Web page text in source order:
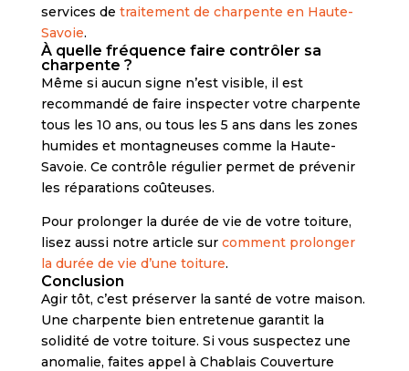
services de traitement de charpente en Haute-
Savoie.
À quelle fréquence faire contrôler sa
charpente ?
Même si aucun signe n’est visible, il est
recommandé de faire inspecter votre charpente
tous les 10 ans, ou tous les 5 ans dans les zones
humides et montagneuses comme la Haute-
Savoie. Ce contrôle régulier permet de prévenir
les réparations coûteuses.
Pour prolonger la durée de vie de votre toiture,
lisez aussi notre article sur comment prolonger
la durée de vie d’une toiture.
Conclusion
Agir tôt, c’est préserver la santé de votre maison.
Une charpente bien entretenue garantit la
solidité de votre toiture. Si vous suspectez une
anomalie, faites appel à Chablais Couverture